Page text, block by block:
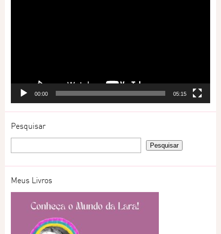
00:00 05:15
Pesquisar
Meus Livros